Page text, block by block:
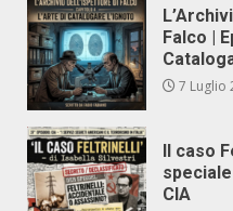
Falco |
7 Luglio
Il caso
CIA